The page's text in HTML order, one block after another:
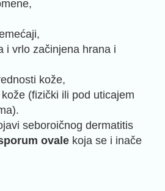
i vrlo začinjena hrana i
kože,
(fizički ili pod uticajem
seboroičnog dermatitis
ovale koja se i inače